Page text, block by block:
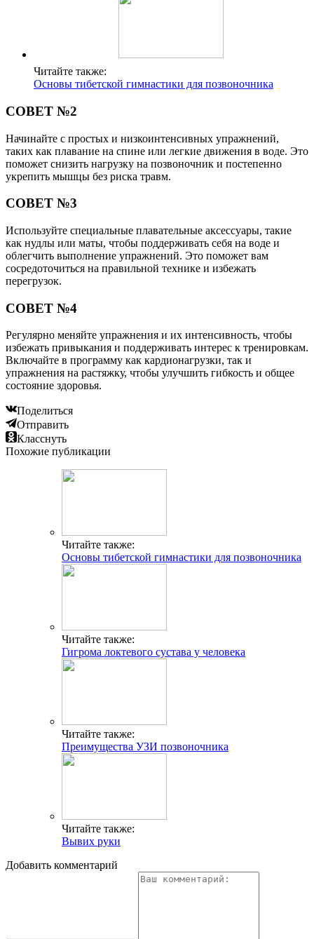
Читайте также:
Основы тибетской гимнастики для позвоночника
СОВЕТ №2
Начинайте с простых и низкоинтенсивных упражнений,
таких как плавание на спине или легкие движения в воде. Это
поможет снизить нагрузку на позвоночник и постепенно
укрепить мышцы без риска травм.
СОВЕТ №3
Используйте специальные плавательные аксессуары, такие
как нудлы или маты, чтобы поддерживать себя на воде и
облегчить выполнение упражнений. Это поможет вам
сосредоточиться на правильной технике и избежать
перегрузок.
СОВЕТ №4
Регулярно меняйте упражнения и их интенсивность, чтобы
избежать привыкания и поддерживать интерес к тренировкам.
Включайте в программу как кардионагрузки, так и
упражнения на растяжку, чтобы улучшить гибкость и общее
состояние здоровья.
Поделиться
Отправить
Класснуть
Похожие публикации
Читайте также:
Основы тибетской гимнастики для позвоночника
Читайте также:
Гигрома локтевого сустава у человека
Читайте также:
Преимущества УЗИ позвоночника
Читайте также:
Вывих руки
Добавить комментарий